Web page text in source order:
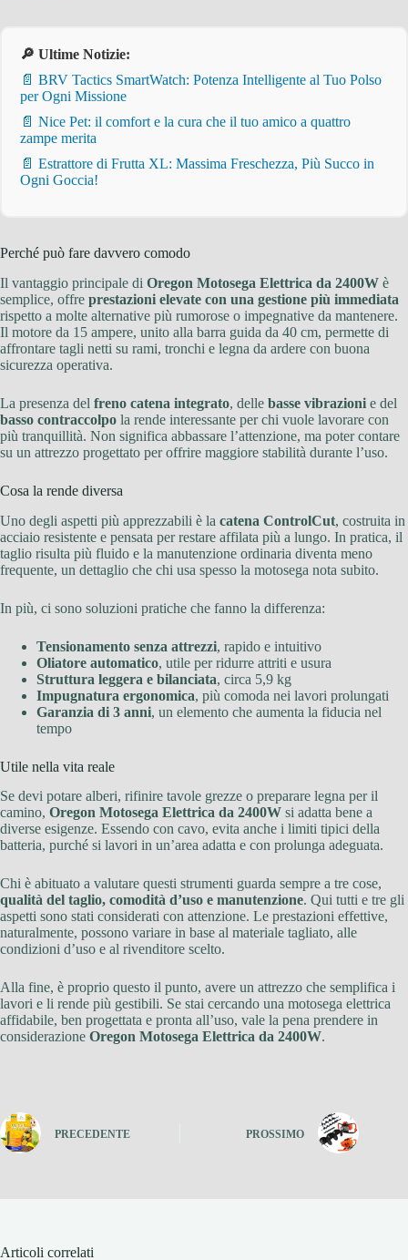
🔎 Ultime Notizie:
📄 BRV Tactics SmartWatch: Potenza Intelligente al Tuo Polso
per Ogni Missione
📄 Nice Pet: il comfort e la cura che il tuo amico a quattro
zampe merita
📄 Estrattore di Frutta XL: Massima Freschezza, Più Succo in
Ogni Goccia!
Perché può fare davvero comodo
Il vantaggio principale di Oregon Motosega Elettrica da 2400W è
semplice, offre prestazioni elevate con una gestione più immediata
rispetto a molte alternative più rumorose o impegnative da mantenere.
Il motore da 15 ampere, unito alla barra guida da 40 cm, permette di
affrontare tagli netti su rami, tronchi e legna da ardere con buona
sicurezza operativa.
La presenza del freno catena integrato, delle basse vibrazioni e del
basso contraccolpo la rende interessante per chi vuole lavorare con
più tranquillità. Non significa abbassare l’attenzione, ma poter contare
su un attrezzo progettato per offrire maggiore stabilità durante l’uso.
Cosa la rende diversa
Uno degli aspetti più apprezzabili è la catena ControlCut, costruita in
acciaio resistente e pensata per restare affilata più a lungo. In pratica, il
taglio risulta più fluido e la manutenzione ordinaria diventa meno
frequente, un dettaglio che chi usa spesso la motosega nota subito.
In più, ci sono soluzioni pratiche che fanno la differenza:
Tensionamento senza attrezzi, rapido e intuitivo
Oliatore automatico, utile per ridurre attriti e usura
Struttura leggera e bilanciata, circa 5,9 kg
Impugnatura ergonomica, più comoda nei lavori prolungati
Garanzia di 3 anni, un elemento che aumenta la fiducia nel
tempo
Utile nella vita reale
Se devi potare alberi, rifinire tavole grezze o preparare legna per il
camino, Oregon Motosega Elettrica da 2400W si adatta bene a
diverse esigenze. Essendo con cavo, evita anche i limiti tipici della
batteria, purché si lavori in un’area adatta e con prolunga adeguata.
Chi è abituato a valutare questi strumenti guarda sempre a tre cose,
qualità del taglio, comodità d’uso e manutenzione. Qui tutti e tre gli
aspetti sono stati considerati con attenzione. Le prestazioni effettive,
naturalmente, possono variare in base al materiale tagliato, alle
condizioni d’uso e al rivenditore scelto.
Alla fine, è proprio questo il punto, avere un attrezzo che semplifica i
lavori e li rende più gestibili. Se stai cercando una motosega elettrica
affidabile, ben progettata e pronta all’uso, vale la pena prendere in
considerazione Oregon Motosega Elettrica da 2400W.
PRECEDENTE PROSSIMO
Articoli correlati